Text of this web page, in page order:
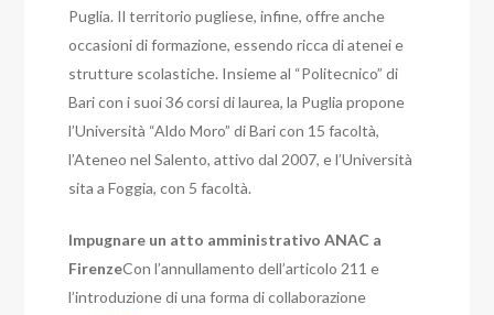
Puglia. Il territorio pugliese, infine, offre anche
occasioni di formazione, essendo ricca di atenei e
strutture scolastiche. Insieme al “Politecnico” di
Bari con i suoi 36 corsi di laurea, la Puglia propone
l’Università “Aldo Moro” di Bari con 15 facoltà,
l’Ateneo nel Salento, attivo dal 2007, e l’Università
sita a Foggia, con 5 facoltà.
Impugnare un atto amministrativo ANAC a
FirenzeCon l’annullamento dell’articolo 211 e
l’introduzione di una forma di collaborazione